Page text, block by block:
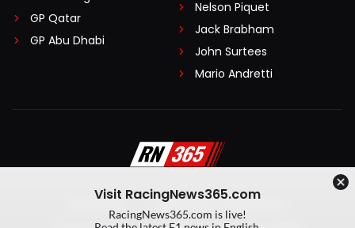
GP Qatar
GP Abu Dhabi
Nelson Piquet
Jack Brabham
John Surtees
Mario Andretti
Algemene voorwaarden
Visit RacingNews365.com
RacingNews365.com is live!